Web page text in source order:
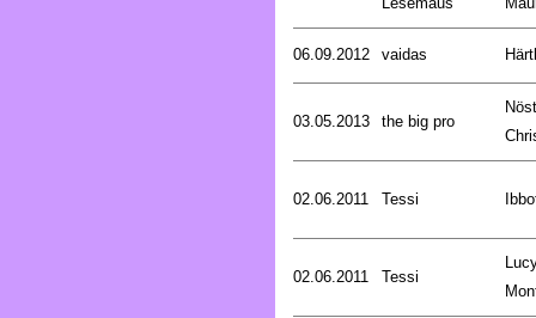
06.09.2012 vaidas
03.05.2013 the big pro
02.06.2011 Tessi
02.06.2011 Tessi